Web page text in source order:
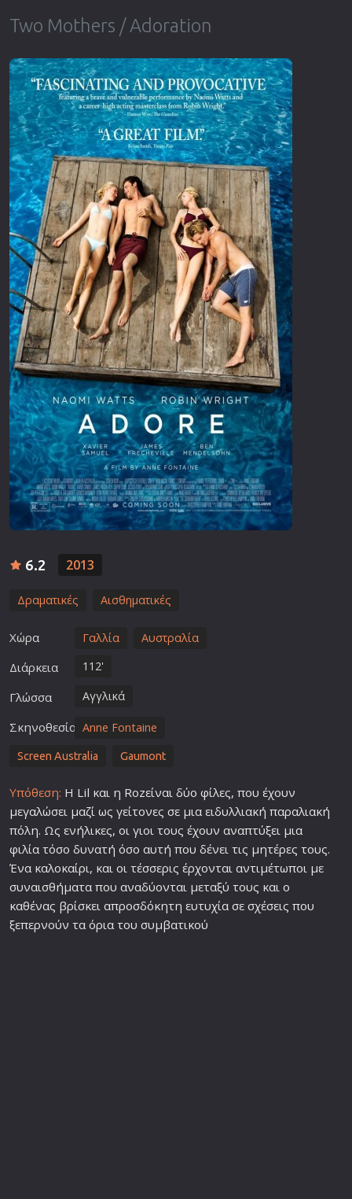
Two Mothers / Adoration
6.2 2013
Δραματικές Αισθηματικές
Χώρα Γαλλία Αυστραλία
Διάρκεια 112'
Γλώσσα Αγγλικά
Σκηνοθεσία Anne Fontaine
Screen Australia Gaumont
Υπόθεση: Η Lil και η Rozείναι δύο φίλες, που έχουν
μεγαλώσει μαζί ως γείτονες σε μια ειδυλλιακή παραλιακή
πόλη. Ως ενήλικες, οι γιοι τους έχουν αναπτύξει μια
φιλία τόσο δυνατή όσο αυτή που δένει τις μητέρες τους.
Ένα καλοκαίρι, και οι τέσσερις έρχονται αντιμέτωποι με
συναισθήματα που αναδύονται μεταξύ τους και ο
καθένας βρίσκει απροσδόκητη ευτυχία σε σχέσεις που
ξεπερνούν τα όρια του συμβατικού